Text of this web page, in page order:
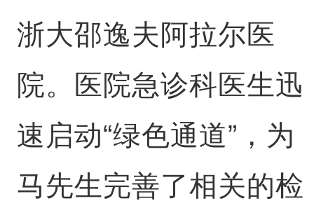
浙大邵逸夫阿拉尔医
院。医院急诊科医生迅
速启动“绿色通道”，为
马先生完善了相关的检